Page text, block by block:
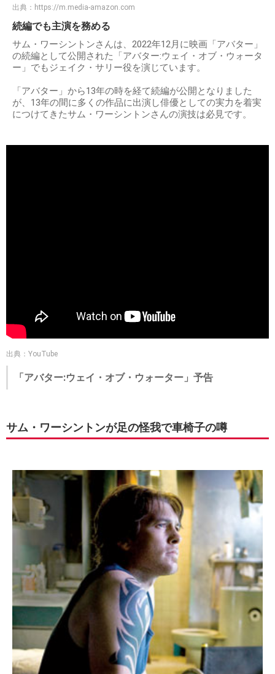
出典： https://m.media-amazon.com
続編でも主演を務める
サム・ワーシントンさんは、2022年12月に映画「アバター」
の続編として公開された「アバター:ウェイ・オブ・ウォータ
ー」でもジェイク・サリー役を演じています。
「アバター」から13年の時を経て続編が公開となりました
が、13年の間に多くの作品に出演し俳優としての実力を着実
につけてきたサム・ワーシントンさんの演技は必見です。
出典：YouTube
「アバター:ウェイ・オブ・ウォーター」予告
サム・ワーシントンが足の怪我で車椅子の噂